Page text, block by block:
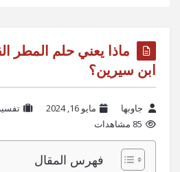
ماذا يعني حلم المطر
ابن سيرين؟
جاوبها مايو 16, 2024
85 مشاهدات
فهرس المقال